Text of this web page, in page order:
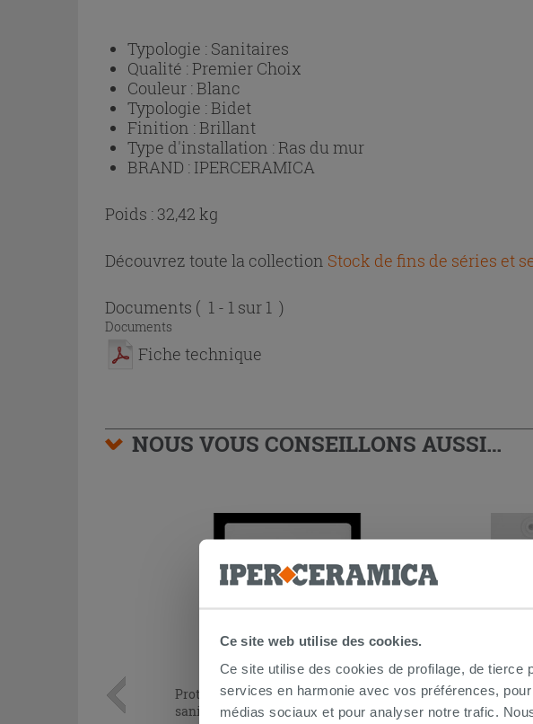
Ce site web utilise des cookies.
Ce site utilise des cookies de profilage, de
services en harmonie avec vos préférences,
médias sociaux et pour analyser notre trafic.
Typologie : Sanitaires
Qualité :Premier Choix
Couleur :Blanc
Typologie :Bidet
Finition :Brillant
Type d'installation :Ras du mur
BRAND : IPERCERAMICA
Poids : 32,42 kg
Découvrez toute la collection Stock de fins de séries et
Documents ( 1 - 1 sur 1 )
Documents
Fiche technique
NOUS VOUS CONSEILLONS AUSSI…
Protection acoustique Otval pour
sanitaires adossés au mur
pour